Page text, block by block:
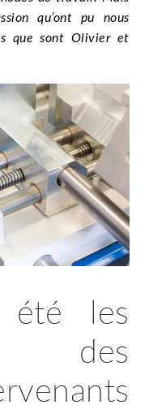
qu’ont pu nous
que sont Olivier et
été les
des